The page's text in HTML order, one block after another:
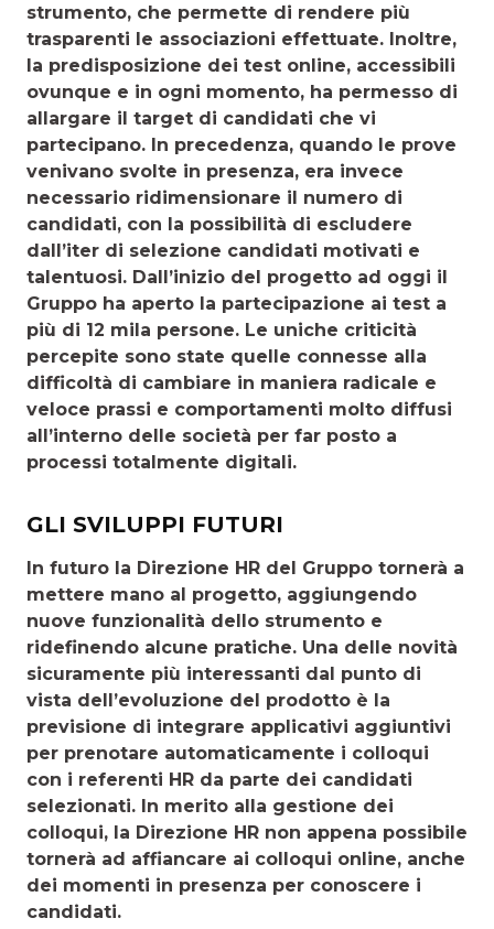
strumento, che permette di rendere più
trasparenti le associazioni effettuate. Inoltre,
la predisposizione dei test online, accessibili
ovunque e in ogni momento, ha permes­so di
allargare il target di candidati che vi
partecipano. In precedenza, quando le prove
venivano svolte in presenza, era invece
necessario ridimensionare il numero di
candidati, con la possibilità di escludere
dall’iter di selezione candidati mo­tivati e
talentuosi. Dall’inizio del progetto ad oggi il
Gruppo ha aperto la partecipazione ai test a
più di 12 mila persone. Le uniche criticità
percepite sono state quelle connesse alla
difficoltà di cambiare in maniera radicale e
veloce prassi e comportamenti molto diffusi
all’interno delle società per far posto a
processi totalmente digitali.
GLI SVILUPPI FUTURI
In futuro la Direzione HR del Gruppo tornerà a
mettere mano al progetto, aggiungendo
nuove funzionalità dello strumento e
ridefinendo alcune pratiche. Una delle novità
sicuramente più interessanti dal punto di
vista dell’evolu­zione del prodotto è la
previsione di integrare applicativi aggiuntivi
per prenotare automaticamente i colloqui
con i referenti HR da parte dei candidati
selezionati. In merito alla gestione dei
colloqui, la Direzione HR non appena possibile
tornerà ad affiancare ai colloqui online, anche
dei momenti in presenza per conoscere i
candidati.